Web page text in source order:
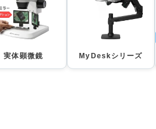
実体顕微鏡 MyDeskシリーズ